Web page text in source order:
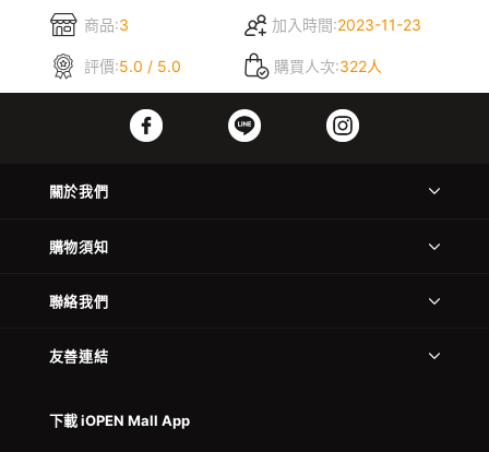
商品:3 加入時間:2023-11-23
評價:5.0 / 5.0 購買人次:322人
關於我們
購物須知
聯絡我們
友善連結
下載 iOPEN Mall App